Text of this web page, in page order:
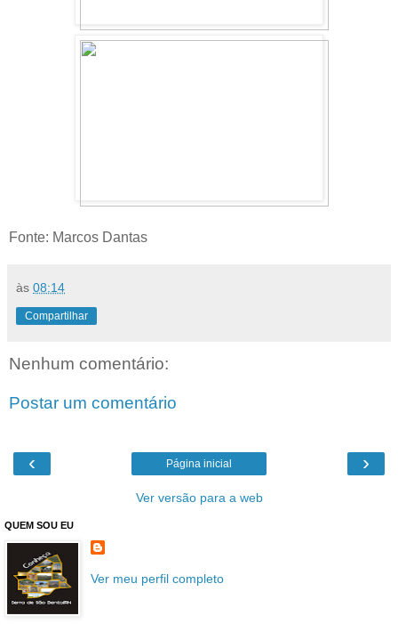
Fonte: Marcos Dantas
às 08:14
Compartilhar
Nenhum comentário:
Postar um comentário
‹ ›
Página inicial
Ver versão para a web
QUEM SOU EU
Ver meu perfil completo